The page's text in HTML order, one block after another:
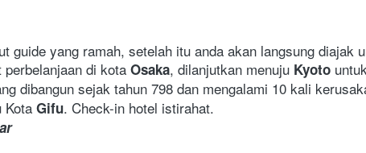
guide yang ramah, setelah itu anda akan langsung diajak
perbelanjaan di kota Osaka, dilanjutkan menuju Kyoto
dibangun sejak tahun 798 dan mengalami 10 kali
Kota Gifu. Check-in hotel istirahat.